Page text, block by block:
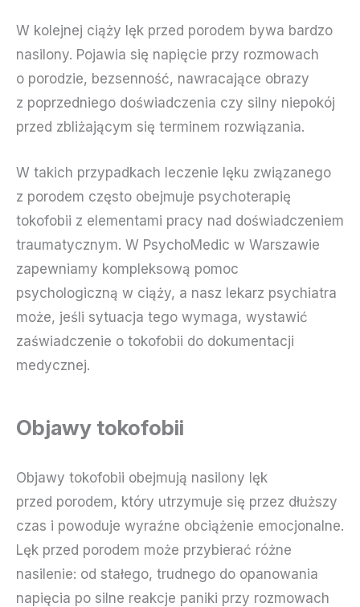
W kolejnej ciąży lęk przed porodem bywa bardzo
nasilony. Pojawia się napięcie przy rozmowach
o porodzie, bezsenność, nawracające obrazy
z poprzedniego doświadczenia czy silny niepokój
przed zbliżającym się terminem rozwiązania.
W takich przypadkach leczenie lęku związanego
z porodem często obejmuje psychoterapię
tokofobii z elementami pracy nad doświadczeniem
traumatycznym. W PsychoMedic w Warszawie
zapewniamy kompleksową pomoc
psychologiczną w ciąży, a nasz lekarz psychiatra
może, jeśli sytuacja tego wymaga, wystawić
zaświadczenie o tokofobii do dokumentacji
medycznej.
Objawy tokofobii
Objawy tokofobii obejmują nasilony lęk
przed porodem, który utrzymuje się przez dłuższy
czas i powoduje wyraźne obciążenie emocjonalne.
Lęk przed porodem może przybierać różne
nasilenie: od stałego, trudnego do opanowania
napięcia po silne reakcje paniki przy rozmowach